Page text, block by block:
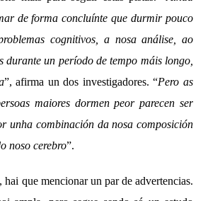
de forma concluínte que durmir pouco
cognitivos, a nosa análise, ao
durante un período de tempo máis longo,
”, afirma un dos investigadores. “Pero as
maiores dormen peor parecen ser
unha combinación da nosa composición
noso cerebro”.
que mencionar un par de advertencias.